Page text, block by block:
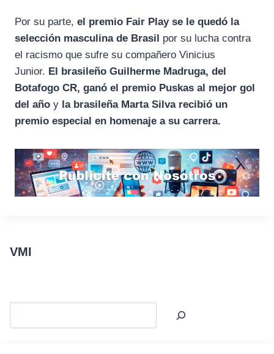
Por su parte, el premio Fair Play se le quedó la
selección masculina de Brasil por su lucha contra
el racismo que sufre su compañero Vinicius
Junior. El brasileño Guilherme Madruga, del
Botafogo CR, ganó el premio Puskas al mejor gol
del año y la brasileña Marta Silva recibió un
premio especial en homenaje a su carrera.
VMI